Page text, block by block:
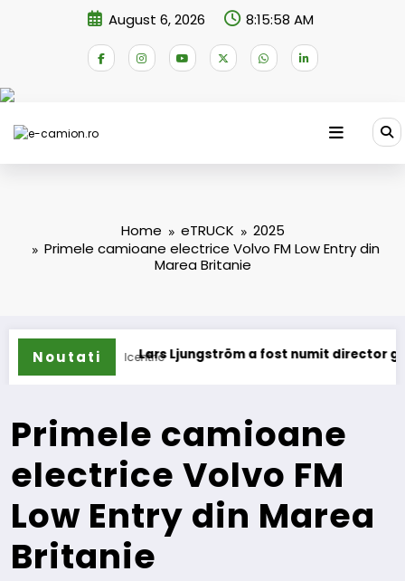
August 6, 2026 8:15:58 AM
Home eTRUCK
2025
Primele camioane electrice Volvo FM Low Entry din
Marea Britanie
Noutati
Lars Ljungström a fost numit director general (CFO)
Primele camioane
electrice Volvo FM
Low Entry din Marea
Britanie